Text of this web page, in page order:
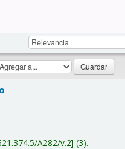
A282/v.2 (3).